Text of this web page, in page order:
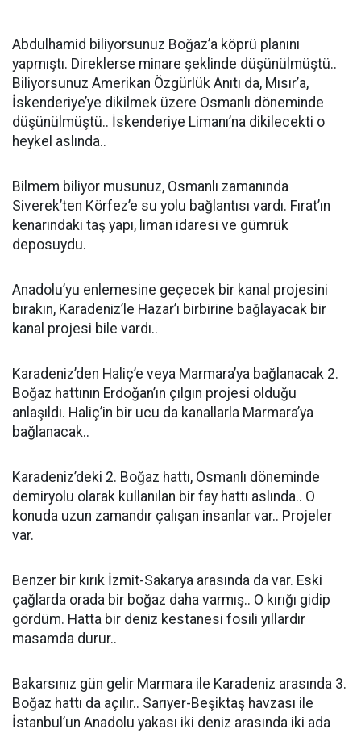
Abdulhamid biliyorsunuz Boğaz’a köprü planını
yapmıştı. Direklerse minare şeklinde düşünülmüştü..
Biliyorsunuz Amerikan Özgürlük Anıtı da, Mısır’a,
İskenderiye’ye dikilmek üzere Osmanlı döneminde
düşünülmüştü.. İskenderiye Limanı’na dikilecekti o
heykel aslında..
Bilmem biliyor musunuz, Osmanlı zamanında
Siverek’ten Körfez’e su yolu bağlantısı vardı. Fırat’ın
kenarındaki taş yapı, liman idaresi ve gümrük
deposuydu.
Anadolu’yu enlemesine geçecek bir kanal projesini
bırakın, Karadeniz’le Hazar’ı birbirine bağlayacak bir
kanal projesi bile vardı..
Karadeniz’den Haliç’e veya Marmara’ya bağlanacak 2.
Boğaz hattının Erdoğan’ın çılgın projesi olduğu
anlaşıldı. Haliç’in bir ucu da kanallarla Marmara’ya
bağlanacak..
Karadeniz’deki 2. Boğaz hattı, Osmanlı döneminde
demiryolu olarak kullanılan bir fay hattı aslında.. O
konuda uzun zamandır çalışan insanlar var.. Projeler
var.
Benzer bir kırık İzmit-Sakarya arasında da var. Eski
çağlarda orada bir boğaz daha varmış.. O kırığı gidip
gördüm. Hatta bir deniz kestanesi fosili yıllardır
masamda durur..
Bakarsınız gün gelir Marmara ile Karadeniz arasında 3.
Boğaz hattı da açılır.. Sarıyer-Beşiktaş havzası ile
İstanbul’un Anadolu yakası iki deniz arasında iki ada